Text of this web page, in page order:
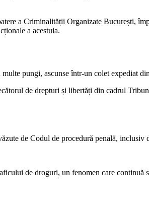
a Criminalității Organizate București,
a acestuia.
pungi, ascunse într-un colet expediat
de drepturi și libertăți din cadrul
de Codul de procedură penală, inclusiv
de droguri, un fenomen care continuă